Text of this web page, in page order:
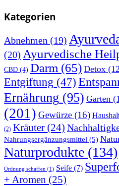
Kategorien
Abnehmen (19)
(20) Ayurvedische
CBD (4) Darm (65) Detox
Entgiftung (47)
Ernährung (95) Garten
(201) Gewürze (16)
(2) Kräuter (24)
Nahrungsergänzungsmittel (5)
Naturprodukte (134)
Ordnung schaffen (1) Seife (7)
+ Aromen (25)